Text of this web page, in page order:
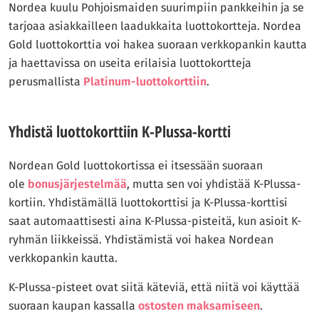
Nordea kuulu Pohjoismaiden suurimpiin pankkeihin ja se
tarjoaa asiakkailleen laadukkaita luottokortteja. Nordea
Gold luottokorttia voi hakea suoraan verkkopankin kautta
ja haettavissa on useita erilaisia luottokortteja
perusmallista Platinum-luottokorttiin.
Yhdistä luottokorttiin K-Plussa-kortti
Nordean Gold luottokortissa ei itsessään suoraan
ole bonusjärjestelmää, mutta sen voi yhdistää K-Plussa-
kortiin. Yhdistämällä luottokorttisi ja K-Plussa-korttisi
saat automaattisesti aina K-Plussa-pisteitä, kun asioit K-
ryhmän liikkeissä. Yhdistämistä voi hakea Nordean
verkkopankin kautta.
K-Plussa-pisteet ovat siitä käteviä, että niitä voi käyttää
suoraan kaupan kassalla ostosten maksamiseen.